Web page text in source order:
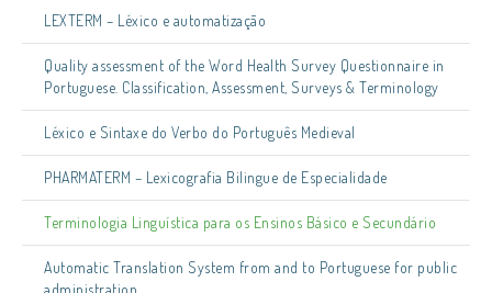
LEXTERM – Léxico e automatização
Quality assessment of the Word Health Survey Questionnaire in
Portuguese. Classification, Assessment, Surveys & Terminology
Léxico e Sintaxe do Verbo do Português Medieval
PHARMATERM – Lexicografia Bilingue de Especialidade
Terminologia Linguística para os Ensinos Básico e Secundário
Automatic Translation System from and to Portuguese for public
administration